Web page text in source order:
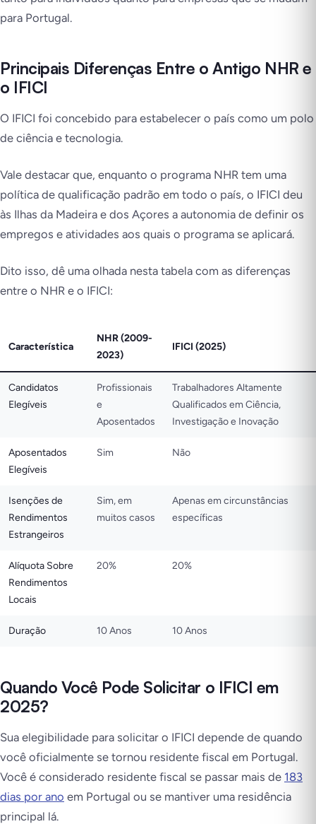
para Portugal.
Principais Diferenças Entre o Antigo NHR e
o IFICI
O IFICI foi concebido para estabelecer o país como um polo
de ciência e tecnologia.
Vale destacar que, enquanto o programa NHR tem uma
política de qualificação padrão em todo o país, o IFICI deu
às Ilhas da Madeira e dos Açores a autonomia de definir os
empregos e atividades aos quais o programa se aplicará.
Dito isso, dê uma olhada nesta tabela com as diferenças
entre o NHR e o IFICI:
Característica
NHR (2009-
2023)
IFICI (2025)
Candidatos
Elegíveis
Profissionais
e
Aposentados
Trabalhadores Altamente
Qualificados em Ciência,
Investigação e Inovação
Aposentados
Elegíveis
Sim Não
Isenções de
Rendimentos
Estrangeiros
Sim, em
muitos casos
Apenas em circunstâncias
específicas
Alíquota Sobre
Rendimentos
Locais
20% 20%
Duração 10 Anos 10 Anos
Quando Você Pode Solicitar o IFICI em
2025?
Sua elegibilidade para solicitar o IFICI depende de quando
você oficialmente se tornou residente fiscal em Portugal.
Você é considerado residente fiscal se passar mais de 183
dias por ano em Portugal ou se mantiver uma residência
principal lá.